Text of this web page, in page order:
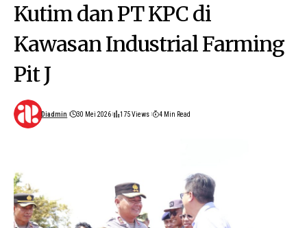
Kutim dan PT KPC di
Kawasan Industrial Farming
Pit J
Diadmin 30 Mei 2026 175 Views 4 Min Read